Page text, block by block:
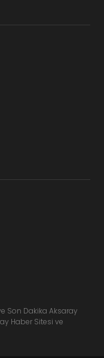
Son Dakika Aksaray
Haber Sitesi ve